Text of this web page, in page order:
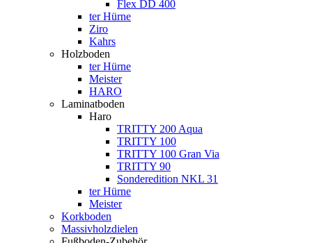
Flex DD 400
ter Hürne
Ziro
Kahrs
Holzboden
ter Hürne
Meister
HARO
Laminatboden
Haro
TRITTY 200 Aqua
TRITTY 100
TRITTY 100 Gran Via
TRITTY 90
Sonderedition NKL 31
ter Hürne
Meister
Korkboden
Massivholzdielen